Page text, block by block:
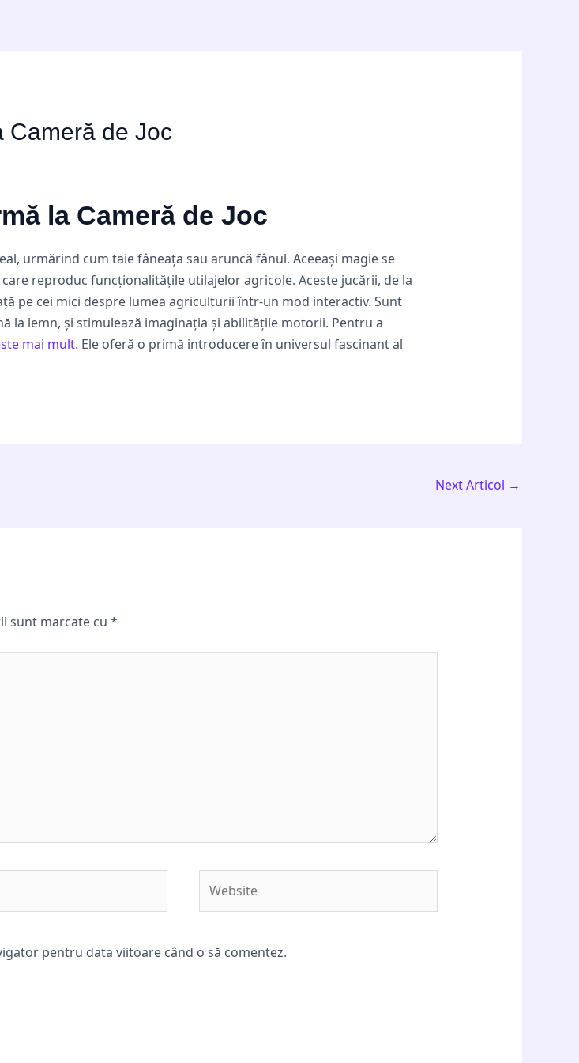
Cameră de Joc
la Cameră de Joc
urmărind cum taie fâneața sau aruncă fânul. Aceeași magie se
reproduc funcționalitățile utilajelor agricole. Aceste jucării, de la
pe cei mici despre lumea agriculturii într-un mod interactiv. Sunt
la lemn, și stimulează imaginația și abilitățile motorii. Pentru a
mai mult. Ele oferă o primă introducere în universul fascinant al
Next Articol →
sunt marcate cu *
pentru data viitoare când o să comentez.